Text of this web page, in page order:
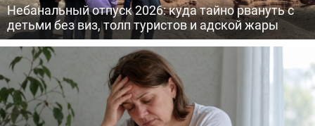
Небанальный отпуск 2026: куда тайно рвануть с
детьми без виз, толп туристов и адской жары